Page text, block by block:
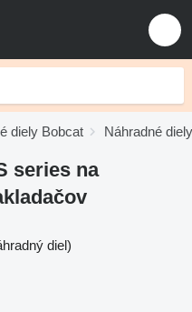
diely Bobcat Náhradné
series na
diel)